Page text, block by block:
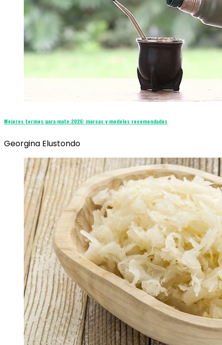
Mejores termos para mate 2026: marcas y modelos recomendados
Georgina Elustondo